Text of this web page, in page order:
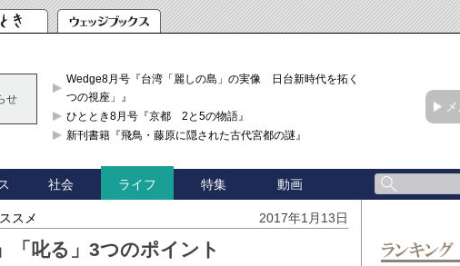
せ
Wedge8月号『台湾「麗しの島」の実像 日台新時代を拓く「3
つの視座」』
ひととき8月号『京都 2と5の物語』
新刊書籍『飛鳥・藤原に隠された古代宮都の謎』
社会 ライフ 特集 動画
スメ 2017年1月13日
「叱る」3つのポイント